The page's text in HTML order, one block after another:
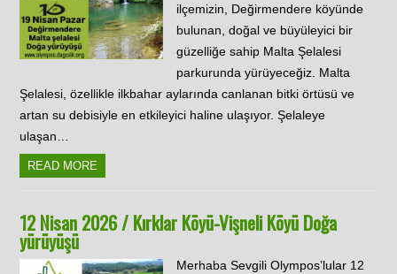
ilçemizin, Değirmendere köyünde
bulunan, doğal ve büyüleyici bir
güzelliğe sahip Malta Şelalesi
parkurunda yürüyeceğiz. Malta
Şelalesi, özellikle ilkbahar aylarında canlanan bitki örtüsü ve
artan su debisiyle en etkileyici haline ulaşıyor. Şelaleye
ulaşan…
READ MORE
12 Nisan 2026 / Kırklar Köyü-Vişneli Köyü Doğa
yürüyüşü
Merhaba Sevgili Olympos’lular 12